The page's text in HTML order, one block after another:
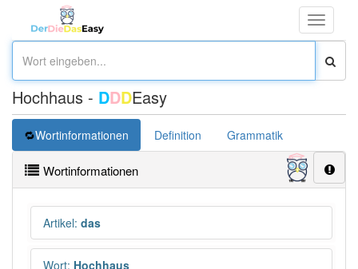
Toggle
Hochhaus - DDDEasy
Wortinformationen Definition Grammatik
Wortinformationen
Artikel: das
Wort: Hochhaus